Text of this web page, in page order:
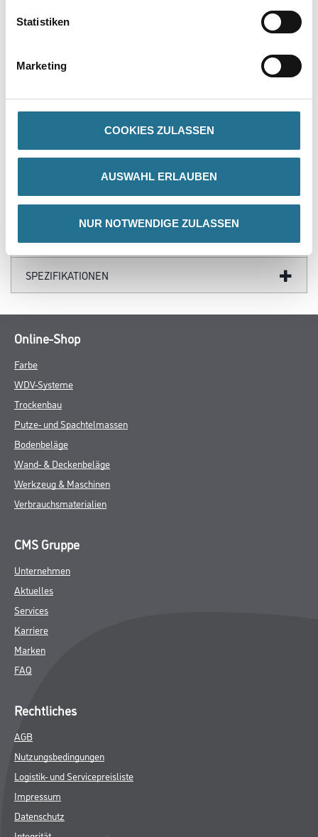
Statistiken
Marketing
COOKIES ZULASSEN
AUSWAHL ERLAUBEN
NUR NOTWENDIGE ZULASSEN
GEFAHRENHINWEISE
DATENBLÄTTER
SPEZIFIKATIONEN
Online-Shop
Farbe
WDV-Systeme
Trockenbau
Putze- und Spachtelmassen
Bodenbeläge
Wand- & Deckenbeläge
Werkzeug & Maschinen
Verbrauchsmaterialien
CMS Gruppe
Unternehmen
Aktuelles
Services
Karriere
Marken
FAQ
Rechtliches
AGB
Nutzungsbedingungen
Logistik- und Servicepreisliste
Impressum
Datenschutz